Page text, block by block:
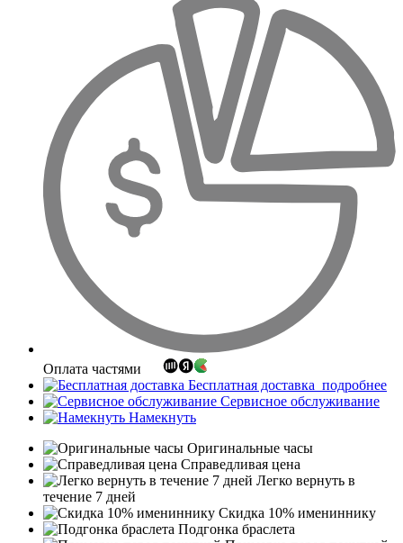
Оплата частями
Бесплатная доставка подробнее
Сервисное обслуживание
Намекнуть
Оригинальные часы
Справедливая цена
Легко вернуть в
течение 7 дней
Скидка 10% имениннику
Подгонка браслета